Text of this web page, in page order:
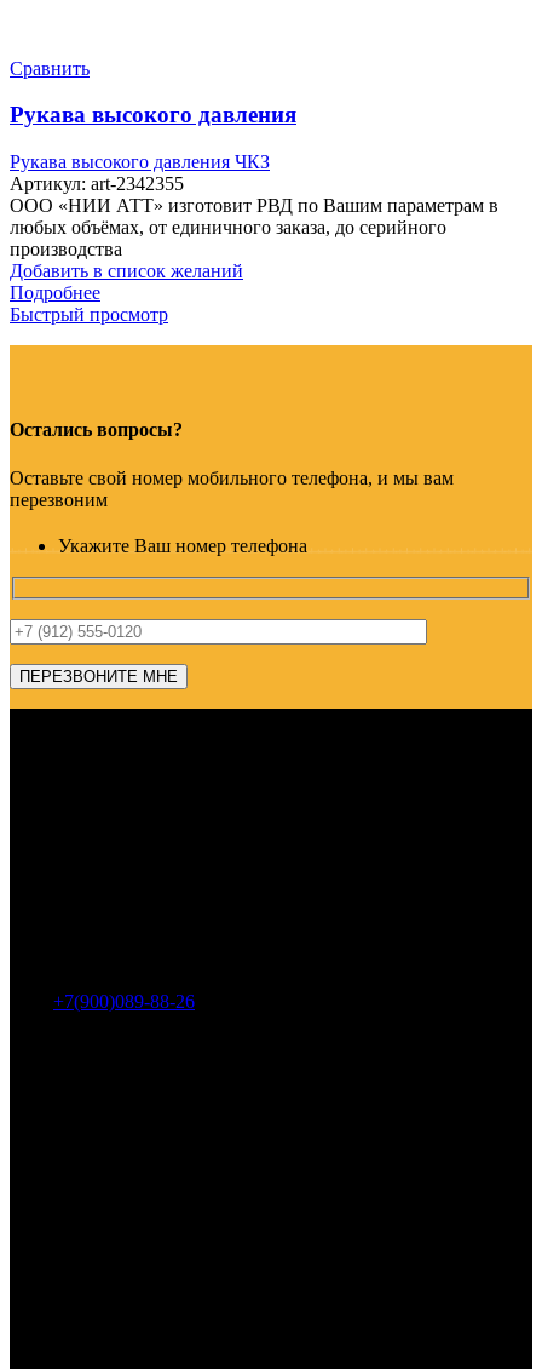
Сравнить
Рукава высокого давления
Рукава высокого давления ЧКЗ
Артикул: art-2342355
ООО «НИИ АТТ» изготовит РВД по Вашим параметрам в
любых объёмах, от единичного заказа, до серийного
производства
Добавить в список желаний
Подробнее
Быстрый просмотр
Остались вопросы?
Оставьте свой номер мобильного телефона, и мы вам
перезвоним
Укажите Ваш номер телефона
+7(900)089-88-26